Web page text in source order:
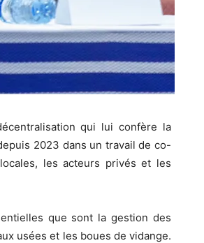
qui lui confère la
2023 dans un travail de co-
les acteurs privés et les
que sont la gestion des
usées et les boues de vidange.